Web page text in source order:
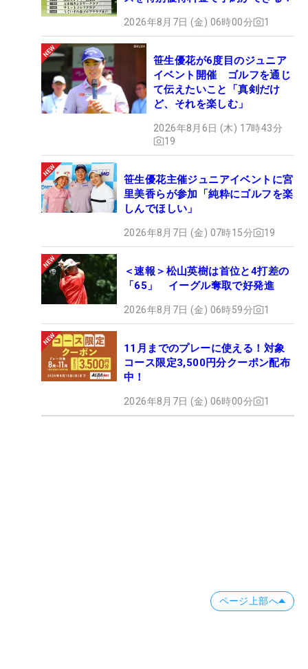
2026年8月7日 (金) 06時00分 1
笹生優花が6度目のジュニア
イベント開催 ゴルフを通じ
て伝えたいこと「真剣だけ
ど、それを楽しむ」
2026年8月6日 (木) 17時43分
19
笹生優花主催ジュニアイベントに宮
里美香らが参加「純粋にゴルフを楽
しんでほしい」
2026年8月7日 (金) 07時15分 19
＜速報＞松山英樹は首位と4打差の
「65」 イーグル奪取で好発進
2026年8月7日 (金) 06時59分 1
11月までのプレーに使える！対象
コース限定3,500円分クーポン配布
中！
2026年8月7日 (金) 06時00分 1
ページ上部へ